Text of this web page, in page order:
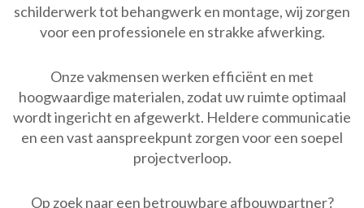
schilderwerk tot behangwerk en montage, wij zorgen
voor een professionele en strakke afwerking.
Onze vakmensen werken efficiënt en met
hoogwaardige materialen, zodat uw ruimte optimaal
wordt ingericht en afgewerkt. Heldere communicatie
en een vast aanspreekpunt zorgen voor een soepel
projectverloop.
Op zoek naar een betrouwbare afbouwpartner?